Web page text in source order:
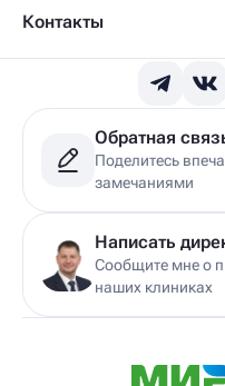
Детский врач УЗИ
Детский гепатолог
Детский гинеколог
Детский гинеколог-
Детский гирудотерапевт
Детский дерматовенеролог
Детский дерматолог
Детский диетолог
Детский инструктор ЛФК
Детский кинезиолог
Детский
Детский мануальный
Детский массажист
Детский невропатолог
Контакты
Обратная
Поделитесь
замечаниями
Написать
Сообщите мне о
наших клиниках